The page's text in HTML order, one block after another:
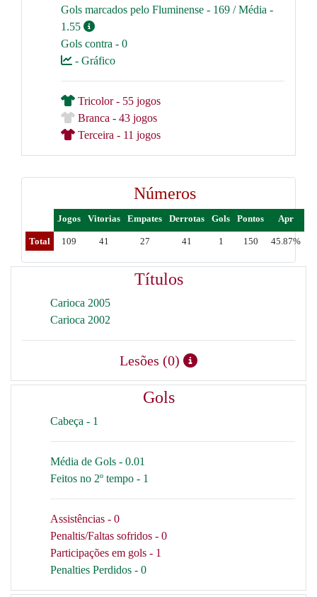
Gols marcados pelo Fluminense - 169 / Média -
1.55
Gols contra - 0
- Gráfico
Tricolor - 55 jogos
Branca - 43 jogos
Terceira - 11 jogos
Números
Jogos Vitorias Empates Derrotas Gols Pontos Apr
Total 109 41 27 41 1 150 45.87%
Títulos
Carioca 2005
Carioca 2002
Lesões (0)
Gols
Cabeça - 1
Média de Gols - 0.01
Feitos no 2º tempo - 1
Assistências - 0
Penaltis/Faltas sofridos - 0
Participações em gols - 1
Penalties Perdidos - 0